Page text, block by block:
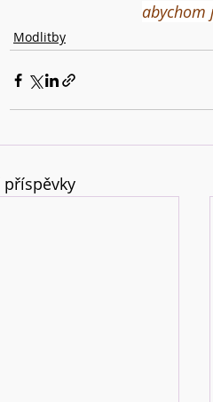
abychom
Modlitby